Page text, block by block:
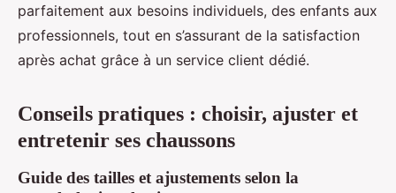
parfaitement aux besoins individuels, des enfants aux
professionnels, tout en s’assurant de la satisfaction
après achat grâce à un service client dédié.
Conseils pratiques : choisir, ajuster et
entretenir ses chaussons
Guide des tailles et ajustements selon la